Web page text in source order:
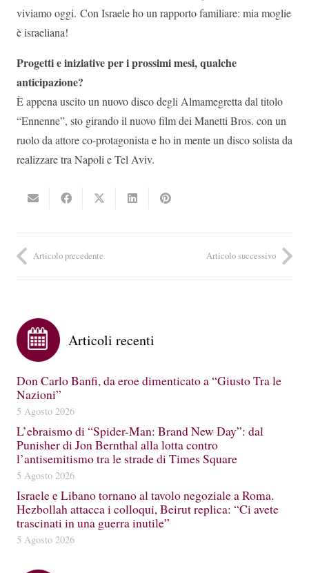
viviamo oggi. Con Israele ho un rapporto familiare: mia moglie
è israeliana!
Progetti e iniziative per i prossimi mesi, qualche
anticipazione?
È appena uscito un nuovo disco degli Almamegretta dal titolo
“Ennenne”, sto girando il nuovo film dei Manetti Bros. con un
ruolo da attore co-protagonista e ho in mente un disco solista da
realizzare tra Napoli e Tel Aviv.
Articolo precedente Articolo successivo
Articoli recenti
Don Carlo Banfi, da eroe dimenticato a “Giusto Tra le
Nazioni”
5 Agosto 2026
L’ebraismo di “Spider-Man: Brand New Day”: dal
Punisher di Jon Bernthal alla lotta contro
l’antisemitismo tra le strade di Times Square
5 Agosto 2026
Israele e Libano tornano al tavolo negoziale a Roma.
Hezbollah attacca i colloqui, Beirut replica: “Ci avete
trascinati in una guerra inutile”
5 Agosto 2026